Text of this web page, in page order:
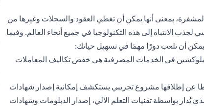
بمعنى أنها يمكن أن تغطي العقود والسجلات وغيرها من
الانتباه إلى هذه التكنولوجيا في جميع أنحاء العالم. وفيما
البلوكشين في الخدمات المصرفية هي خفض تكاليف المعاملات
سبتمبر 2017، أعلنت حكومة مالطا عن إطلاقها مشروع تجريبي يستكشف إمكانية إصدار شهادات
يُدار بواسطة تقنيات التعلم الآلي، إصدار الدبلومات وشهادات